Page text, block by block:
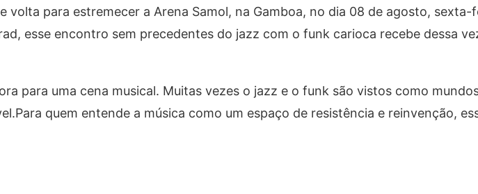
para estremecer a Arena Samol, na Gamboa, no dia 08 de agosto, sexta-
esse encontro sem precedentes do jazz com o funk carioca recebe dessa
para uma cena musical. Muitas vezes o jazz e o funk são vistos como
quem entende a música como um espaço de resistência e reinvenção,